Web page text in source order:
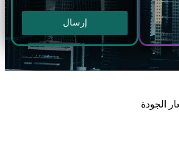
إرسال
الجودة